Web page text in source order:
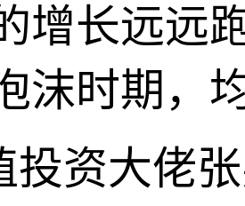
增长远远
沫时期，
投资大佬